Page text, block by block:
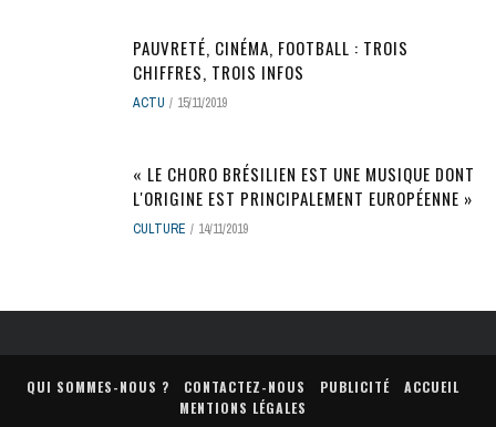
PAUVRETÉ, CINÉMA, FOOTBALL : TROIS
CHIFFRES, TROIS INFOS
ACTU 15/11/2019
« LE CHORO BRÉSILIEN EST UNE MUSIQUE DONT
L'ORIGINE EST PRINCIPALEMENT EUROPÉENNE »
CULTURE 14/11/2019
QUI SOMMES-NOUS ? CONTACTEZ-NOUS PUBLICITÉ
ACCUEIL
MENTIONS LÉGALES